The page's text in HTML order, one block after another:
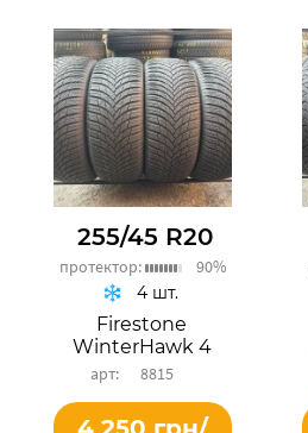
255/45 R20
протектор: 90%
Firestone
WinterHawk 4
8815
4 шт.